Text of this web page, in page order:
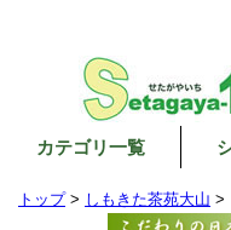
カテゴリ一覧
トップ> しもきた茶苑大山 >